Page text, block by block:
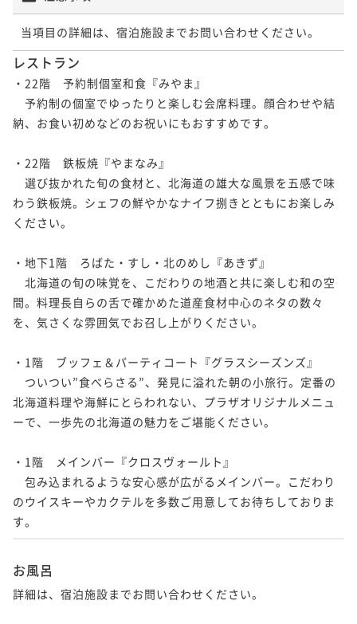
当項目の詳細は、宿泊施設までお問い合わせください。
レストラン
・22階　予約制個室和食『みやま』
予約制の個室でゆったりと楽しむ会席料理。顔合わせや結
納、お食い初めなどのお祝いにもおすすめです。
・22階　鉄板焼『やまなみ』
選び抜かれた旬の食材と、北海道の雄大な風景を五感で味
わう鉄板焼。シェフの鮮やかなナイフ捌きとともにお楽しみ
ください。
・地下1階　ろばた・すし・北のめし『あきず』
北海道の旬の味覚を、こだわりの地酒と共に楽しむ和の空
間。料理長自らの舌で確かめた道産食材中心のネタの数々
を、気さくな雰囲気でお召し上がりください。
・1階　ブッフェ＆パーティコート『グラスシーズンズ』
ついつい”食べらさる”、発見に溢れた朝の小旅行。定番の
北海道料理や海鮮にとらわれない、プラザオリジナルメニュ
ーで、一歩先の北海道の魅力をご堪能ください。
・1階　メインバー『クロスヴォールト』
包み込まれるような安心感が広がるメインバー。こだわり
のウイスキーやカクテルを多数ご用意してお待ちしておりま
お風呂
詳細は、宿泊施設までお問い合わせください。